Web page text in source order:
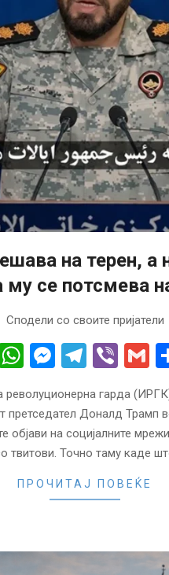
на терен, а
му се потсмева
Сподели со своите пријатели
WhatsApp
револуционерна гарда
претседател Доналд Трамп
објави на социјалните
твитови. Точно таму каде
ПРОЧИТАЈ ПОВЕЌЕ